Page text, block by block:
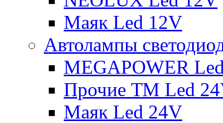
Маяк Led 12V
Автолампы
MEGAPOWER
Прочие ТМ Led
Маяк Led 24V